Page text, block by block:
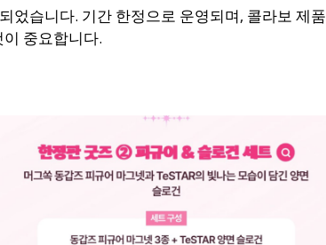
었습니다. 기간 한정으로 운영되며, 콜라보 제품
중요합니다.